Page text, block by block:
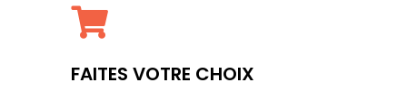

FAITES VOTRE CHOIX